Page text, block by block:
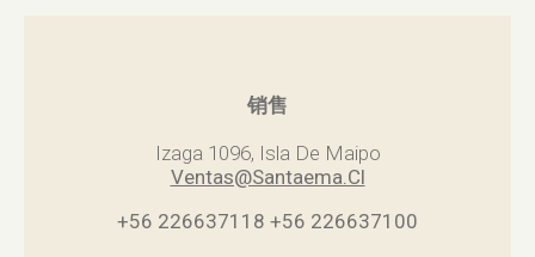
销售
Izaga 1096, Isla De Maipo
Ventas@Santaema.Cl
+56 226637118 +56 226637100